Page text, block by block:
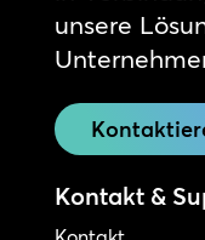
unsere
Kontakt &